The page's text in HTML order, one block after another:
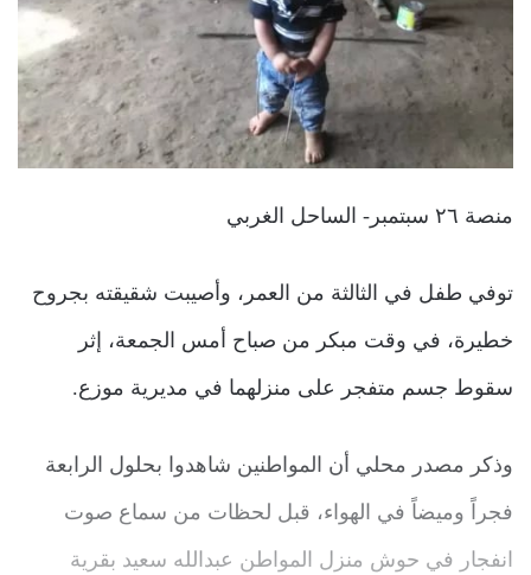
منصة ٢٦ سبتمبر- الساحل الغربي
توفي طفل في الثالثة من العمر، وأصيبت شقيقته بجروح
خطيرة، في وقت مبكر من صباح أمس الجمعة، إثر
سقوط جسم متفجر على منزلهما في مديرية موزع.
وذكر مصدر محلي أن المواطنين شاهدوا بحلول الرابعة
فجراً وميضاً في الهواء، قبل لحظات من سماع صوت
انفجار في حوش منزل المواطن عبدالله سعيد بقرية